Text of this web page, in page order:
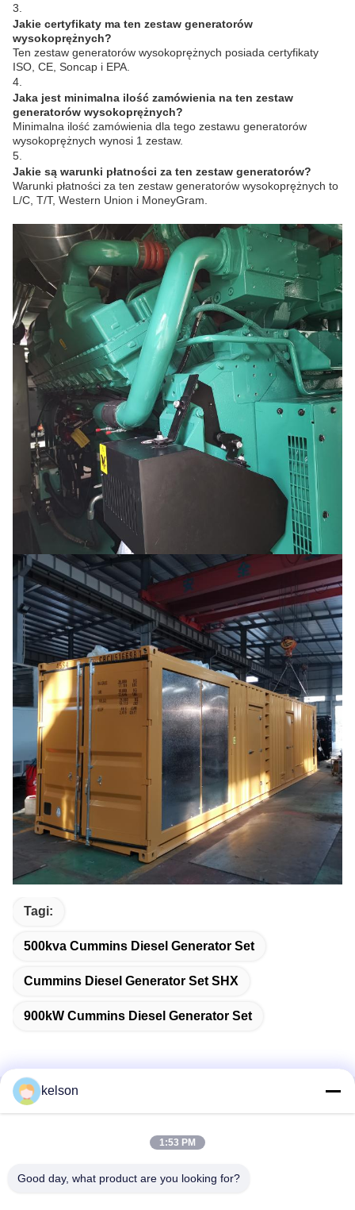
3.
Jakie certyfikaty ma ten zestaw generatorów
wysokoprężnych?
Ten zestaw generatorów wysokoprężnych posiada certyfikaty
ISO, CE, Soncap i EPA.
4.
Jaka jest minimalna ilość zamówienia na ten zestaw
generatorów wysokoprężnych?
Minimalna ilość zamówienia dla tego zestawu generatorów
wysokoprężnych wynosi 1 zestaw.
5.
Jakie są warunki płatności za ten zestaw generatorów?
Warunki płatności za ten zestaw generatorów wysokoprężnych to
L/C, T/T, Western Union i MoneyGram.
Tagi:
500kva Cummins Diesel Generator Set
Cummins Diesel Generator Set SHX
900kW Cummins Diesel Generator Set
Szybki kontakt
Nr 1, Xinglong 2nd Road, Guanglong Industrial Zone,
kelson
1:53 PM
Good day, what product are you looking for?